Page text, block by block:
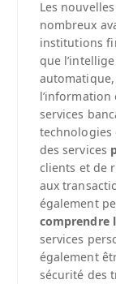
Les
nombreux
institutions
que
services
des services
clients et de
aux
également
comprendre
services
également
sécurité des